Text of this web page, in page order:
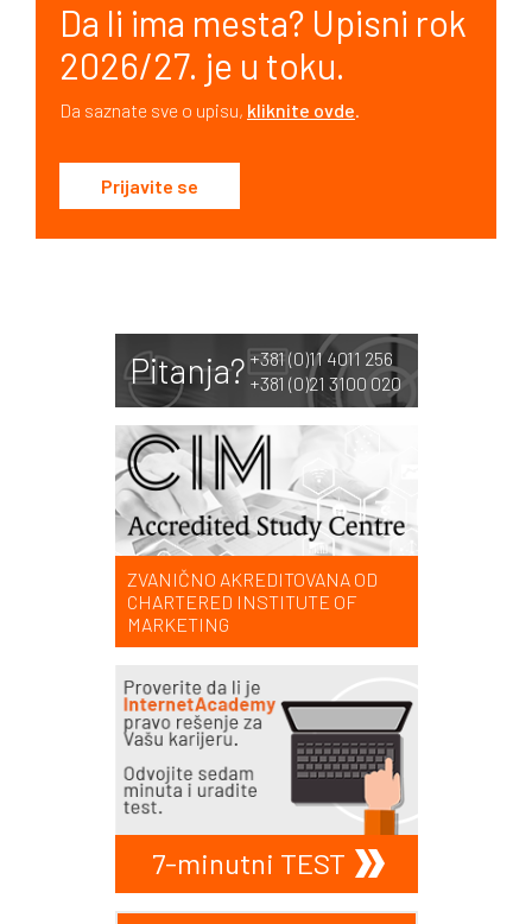
Pitanja? +381 (0)11 4011 256
+381 (0)21 3100 020
ZVANIČNO AKREDITOVANA OD
CHARTERED INSTITUTE OF
MARKETING
7-minutni TEST
Da li ima mesta? Upisni rok
2026/27. je u toku.
Da saznate sve o upisu, kliknite ovde.
Prijavite se